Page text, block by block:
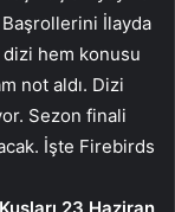
İlayda
dizi hem konusu
not aldı. Dizi
Sezon finali
İşte Firebirds
23 Haziran